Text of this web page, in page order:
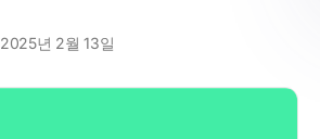
2025년 2월 13일